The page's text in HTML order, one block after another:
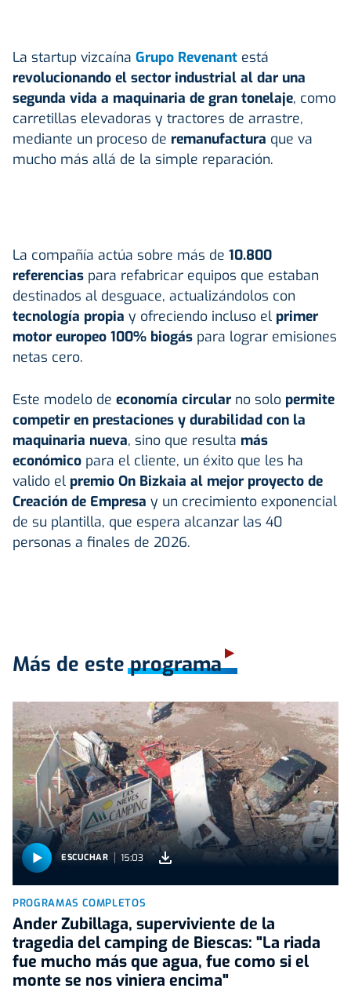
La startup vizcaína Grupo Revenant está
revolucionando el sector industrial al dar una
segunda vida a maquinaria de gran tonelaje, como
carretillas elevadoras y tractores de arrastre,
mediante un proceso de remanufactura que va
mucho más allá de la simple reparación.
La compañía actúa sobre más de 10.800
referencias para refabricar equipos que estaban
destinados al desguace, actualizándolos con
tecnología propia y ofreciendo incluso el primer
motor europeo 100% biogás para lograr emisiones
netas cero.
Este modelo de economía circular no solo permite
competir en prestaciones y durabilidad con la
maquinaria nueva, sino que resulta más
económico para el cliente, un éxito que les ha
valido el premio On Bizkaia al mejor proyecto de
Creación de Empresa y un crecimiento exponencial
de su plantilla, que espera alcanzar las 40
personas a finales de 2026.
Más de este programa
ESCUCHAR 15:03
PROGRAMAS COMPLETOS
Ander Zubillaga, superviviente de la
tragedia del camping de Biescas: "La riada
fue mucho más que agua, fue como si el
monte se nos viniera encima"